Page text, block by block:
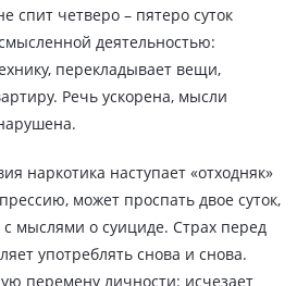
спит четверо – пятеро суток
деятельностью:
перекладывает вещи,
Речь ускорена, мысли
наркотика наступает «отходняк»
может проспать двое суток,
мыслями о суициде. Страх перед
употреблять снова и снова.
перемену личности: исчезает